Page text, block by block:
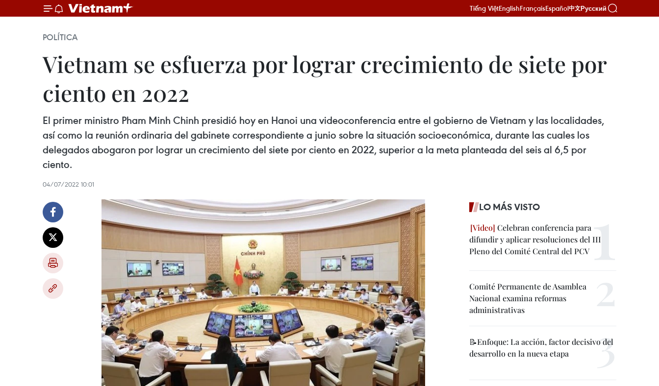
Tiếng ViệtEnglishFrançaisEspañol中文Русский
POLÍTICA
Vietnam se esfuerza por lograr crecimiento de siete por
ciento en 2022
El primer ministro Pham Minh Chinh presidió hoy en Hanoi una videoconferencia entre el gobierno de Vietnam y las localidades,
así como la reunión ordinaria del gabinete correspondiente a junio sobre la situación socioeconómica, durante las cuales los
delegados abogaron por lograr un crecimiento del siete por ciento en 2022, superior a la meta planteada del seis al 6,5 por
ciento.
04/07/2022 10:01
LO MÁS VISTO
Celebran conferencia para
difundir y aplicar resoluciones del III
Pleno del Comité Central del PCV
Comité Permanente de Asamblea
Nacional examina reformas
administrativas
📝Enfoque: La acción, factor decisivo del
desarrollo en la nueva etapa